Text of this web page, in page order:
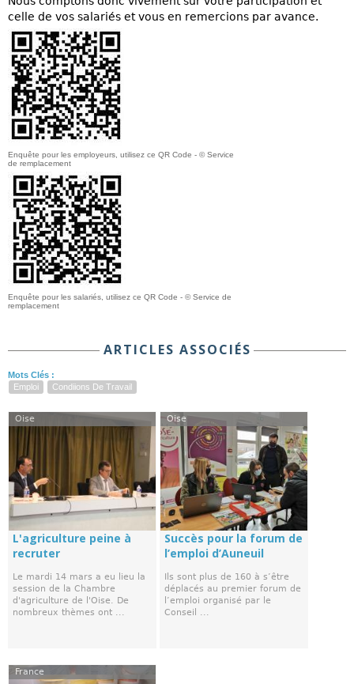
celle de vos salariés et vous en remercions par avance.
Enquête pour les employeurs, utilisez ce QR Code - © Service
de remplacement
Enquête pour les salariés, utilisez ce QR Code - © Service de
remplacement
ARTICLES ASSOCIÉS
Mots Clés :
Emploi
Condiions De Travail
Oise
L'agriculture peine à
recruter
Le mardi 14 mars a eu lieu la
session de la Chambre
d'agriculture de l'Oise. De
nombreux thèmes ont ...
Oise
Succès pour la forum de
l’emploi d’Auneuil
Ils sont plus de 160 à s’être
déplacés au premier forum de
l’emploi organisé par le
Conseil ...
France